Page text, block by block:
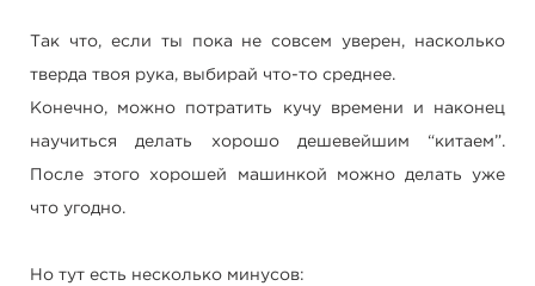
Так что, если ты пока не совсем уверен, насколько
тверда твоя рука, выбирай что-то среднее.
Конечно, можно потратить кучу времени и наконец
научиться делать хорошо дешевейшим “китаем”.
После этого хорошей машинкой можно делать уже
что угодно.
Но тут есть несколько минусов: